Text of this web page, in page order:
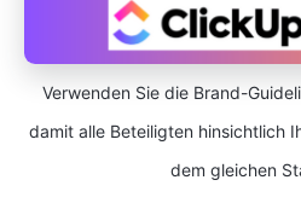
Verwenden Sie die Brand-
damit alle Beteiligten hinsichtlich
dem gleichen